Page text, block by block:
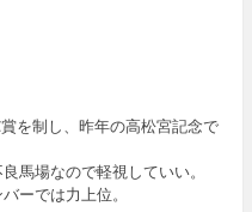
を制し、昨年の高松宮記念で
馬場なので軽視していい。
ーでは力上位。